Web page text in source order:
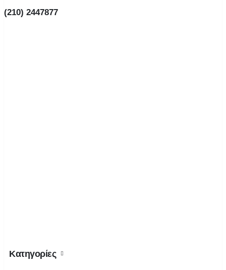
(210) 2447877
Κατηγορίες